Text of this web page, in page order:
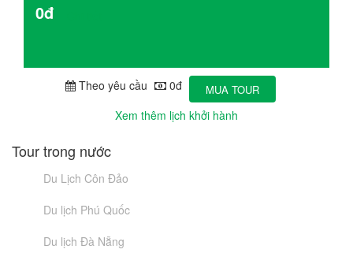
0đ
Theo yêu cầu 0đ MUA TOUR
Xem thêm lịch khởi hành
Tour trong nước
Du Lịch Côn Đảo
Du lịch Phú Quốc
Du lịch Đà Nẵng